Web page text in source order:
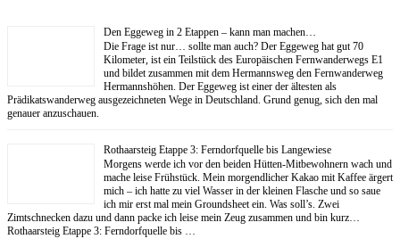
Den Eggeweg in 2 Etappen – kann man machen…
Die Frage ist nur… sollte man auch? Der Eggeweg hat gut 70
Kilometer, ist ein Teilstück des Europäischen Fernwanderwegs E1
und bildet zusammen mit dem Hermannsweg den Fernwanderweg
Hermannshöhen. Der Eggeweg ist einer der ältesten als
Prädikatswanderweg ausgezeichneten Wege in Deutschland. Grund genug, sich den mal
genauer anzuschauen.
Rothaarsteig Etappe 3: Ferndorfquelle bis Langewiese
Morgens werde ich vor den beiden Hütten-Mitbewohnern wach und
mache leise Frühstück. Mein morgendlicher Kakao mit Kaffee ärgert
mich – ich hatte zu viel Wasser in der kleinen Flasche und so saue
ich mir erst mal mein Groundsheet ein. Was soll’s. Zwei
Zimtschnecken dazu und dann packe ich leise mein Zeug zusammen und bin kurz…
Rothaarsteig Etappe 3: Ferndorfquelle bis …